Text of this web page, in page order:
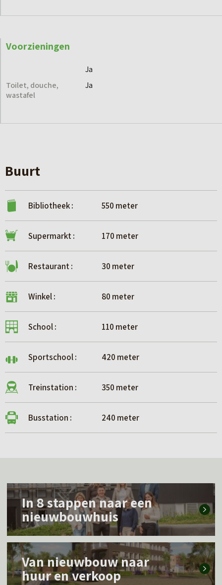
Voorzieningen
Ja
Toilet, douche,
wastafel
Ja
Buurt
Bibliotheek : 550 meter
Supermarkt : 170 meter
Restaurant : 30 meter
Winkel : 80 meter
School : 110 meter
Sportschool : 420 meter
Treinstation : 350 meter
Busstation : 240 meter
L
s
m
e
In 8 stappen naar een
nieuwbouwhuis
L
e
Van nieuwbouw naar
huur en verkoop